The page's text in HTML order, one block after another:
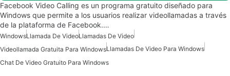
Facebook Video Calling es un programa gratuito diseñado para
Windows que permite a los usuarios realizar videollamadas a través
de la plataforma de Facebook.…
WindowsLlamada De VideoLlamadas De Video
Videollamada Gratuita Para WindowsLlamadas De Video Para Windows
Chat De Video Gratuito Para Windows